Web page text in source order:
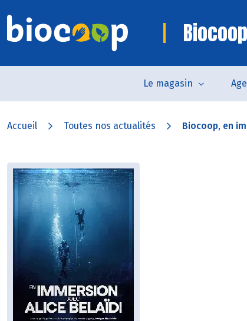
Le magasin
Accueil Toutes nos actualités Biocoop, en